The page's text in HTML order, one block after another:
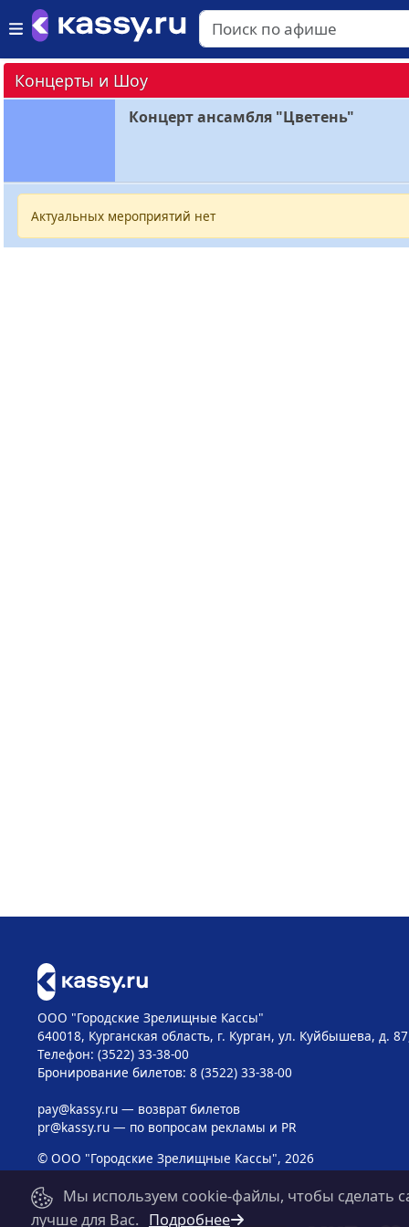
Концерты и Шоу
Концерт ансамбля "Цветень"
Актуальных мероприятий нет
ООО "Городские Зрелищные Кассы"
640018, Курганская область, г. Курган, ул. Куйбышева, д.
Телефон: (3522) 33-38-00
Бронирование билетов: 8 (3522) 33-38-00
pay@kassy.ru— возврат билетов
pr@kassy.ru— по вопросам рекламы и PR
© ООО "Городские Зрелищные Кассы", 2026
Мы используем cookie-файлы, чтобы сделать
лучше для Вас. Подробнее